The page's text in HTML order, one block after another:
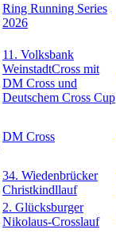
Ring Running Series
2026
11. Volksbank
WeinstadtCross mit
DM Cross und
Deutschem Cross Cup
DM Cross
34. Wiedenbrücker
Christkindllauf
2. Glücksburger
Nikolaus-Crosslauf